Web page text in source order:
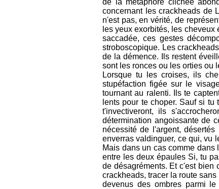
de la métaphore clichée
concernant les crackheads de
n'est pas, en vérité, de
les yeux exorbités, les
saccadée, ces gestes
stroboscopique. Les
de la démence. Ils restent
sont les ronces ou les orties ou
Lorsque tu les croises, ils
stupéfaction figée sur le
tournant au ralenti. Ils te
lents pour te choper. Sauf si
t'invectiveront, ils
détermination angoissante de
nécessité de l'argent,
enverras valdinguer, ce qui, vu
Mais dans un cas comme
entre les deux épaules Si, tu
de désagréments. Et c'est bien
crackheads, tracer la route
devenus des ombres parmi